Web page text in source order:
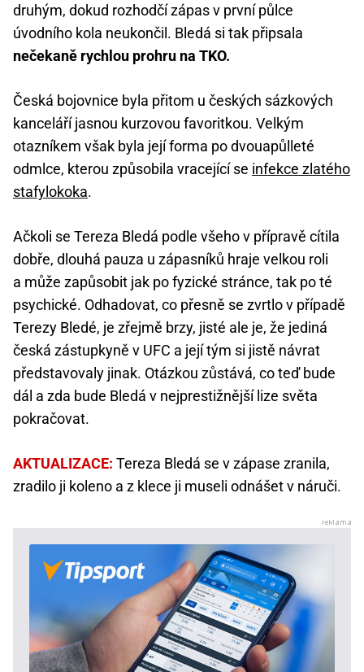
druhým, dokud rozhodčí zápas v první půlce
úvodního kola neukončil. Bledá si tak připsala
nečekaně rychlou prohru na TKO.
Česká bojovnice byla přitom u českých sázkových
kanceláří jasnou kurzovou favoritkou. Velkým
otazníkem však byla její forma po dvouapůlleté
odmlce, kterou způsobila vracející se infekce zlatého
stafylokoka.
Ačkoli se Tereza Bledá podle všeho v přípravě cítila
dobře, dlouhá pauza u zápasníků hraje velkou roli
a může zapůsobit jak po fyzické stránce, tak po té
psychické. Odhadovat, co přesně se zvrtlo v případě
Terezy Bledé, je zřejmě brzy, jisté ale je, že jediná
česká zástupkyně v UFC a její tým si jistě návrat
představovaly jinak. Otázkou zůstává, co teď bude
dál a zda bude Bledá v nejprestižnější lize světa
pokračovat.
AKTUALIZACE: Tereza Bledá se v zápase zranila,
zradilo ji koleno a z klece ji museli odnášet v náruči.